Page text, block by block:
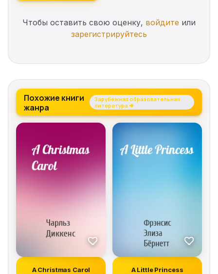
Чтобы оставить свою оценку, войдите или
зарегистрируйтесь
Похожие книги
жанра
Зарубежная образовательная
литература →
A Christmas Carol A Little Princess